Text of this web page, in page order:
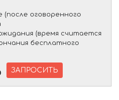
оговоренного
(время считается
бесплатного
ЗАПРОСИТЬ